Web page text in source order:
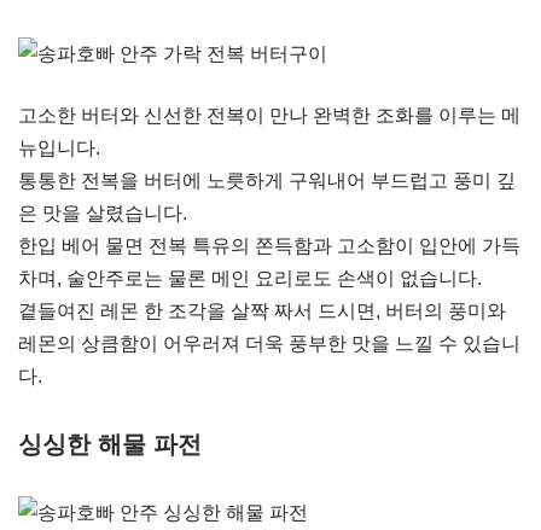
고소한 버터와 신선한 전복이 만나 완벽한 조화를 이루는 메
뉴입니다.
통통한 전복을 버터에 노릇하게 구워내어 부드럽고 풍미 깊
은 맛을 살렸습니다.
한입 베어 물면 전복 특유의 쫀득함과 고소함이 입안에 가득
차며, 술안주로는 물론 메인 요리로도 손색이 없습니다.
곁들여진 레몬 한 조각을 살짝 짜서 드시면, 버터의 풍미와
레몬의 상큼함이 어우러져 더욱 풍부한 맛을 느낄 수 있습니
다.
싱싱한 해물 파전